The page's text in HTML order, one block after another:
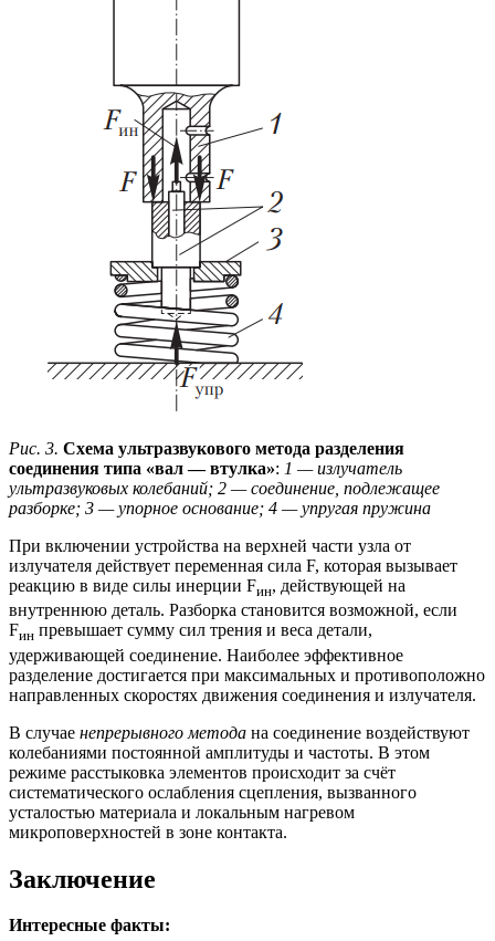
Рис. 3. Схема ультразвукового метода разделения
соединения типа «вал — втулка»: 1 — излучатель
ультразвуковых колебаний; 2 — соединение, подлежащее
разборке; 3 — упорное основание; 4 — упругая пружина
При включении устройства на верхней части узла от
излучателя действует переменная сила F, которая вызывает
реакцию в виде силы инерции Fин, действующей на
внутреннюю деталь. Разборка становится возможной, если
Fин превышает сумму сил трения и веса детали,
удерживающей соединение. Наиболее эффективное
разделение достигается при максимальных и противоположно
направленных скоростях движения соединения и излучателя.
В случае непрерывного метода на соединение воздействуют
колебаниями постоянной амплитуды и частоты. В этом
режиме расстыковка элементов происходит за счёт
систематического ослабления сцепления, вызванного
усталостью материала и локальным нагревом
микроповерхностей в зоне контакта.
Заключение
Интересные факты: